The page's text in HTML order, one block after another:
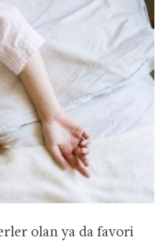
olan ya da favori